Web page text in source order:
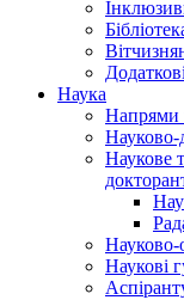
Наука
Напрями
Науково-
Наукове
Наукові